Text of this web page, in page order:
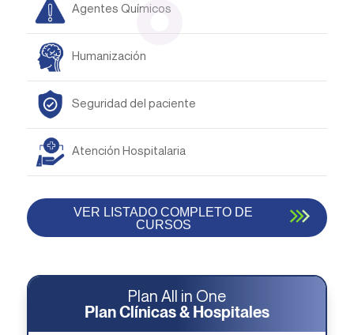
Agentes Químicos
Humanización
Seguridad del paciente
Atención Hospitalaria
VER LISTADO COMPLETO DE
CURSOS
Plan All in One
Plan Clínicas & Hospitales